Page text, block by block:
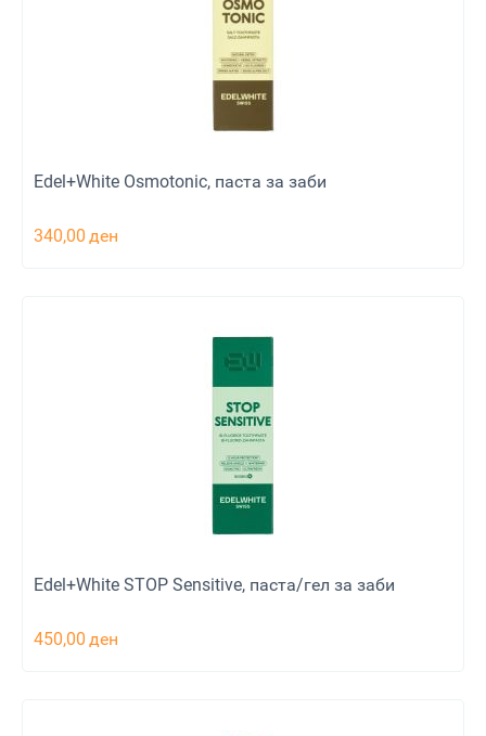
Edel+White Osmotonic, паста за заби
340,00 ден
Edel+White STOP Sensitive, паста/гел за заби
450,00 ден